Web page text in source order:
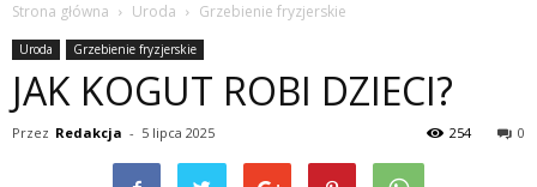
Strona główna Uroda Grzebienie fryzjerskie
Uroda Grzebienie fryzjerskie
JAK KOGUT ROBI DZIECI?
Przez Redakcja - 5 lipca 2025 0
254